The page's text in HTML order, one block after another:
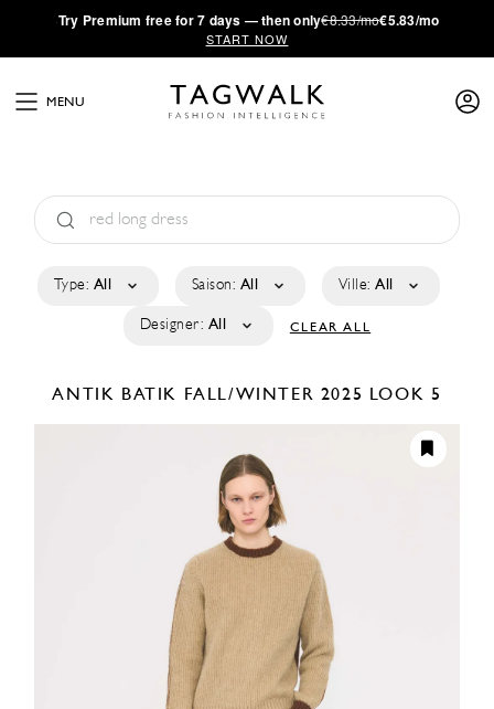
·Try Premium free for 7 days — then only€8.33/mo€5.83/mo
START NOW
MENU
Type: All Saison: All Ville: All
Designer: All CLEAR ALL
ANTIK BATIK FALL/WINTER 2025 LOOK 5